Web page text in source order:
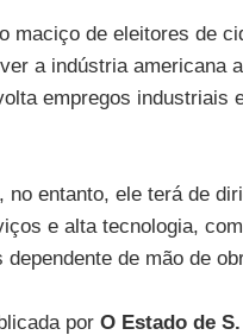
maciço de eleitores de
a indústria americana
empregos industriais
entanto, ele terá de
e alta tecnologia,
de mão de
por O Estado de